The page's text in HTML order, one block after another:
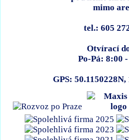
mimo
tel.: 605
Otvírací
Po-Pá: 8:00
GPS: 50.1150228N,